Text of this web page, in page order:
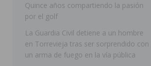
los desplazamientos
[ 05/08/2026 ]
Orihuela
ORIHUELA
Quince años compartiendo la pasión
por el golf
La Guardia Civil detiene a un hombre
en Torrevieja tras ser sorprendido con
un arma de fuego en la vía pública